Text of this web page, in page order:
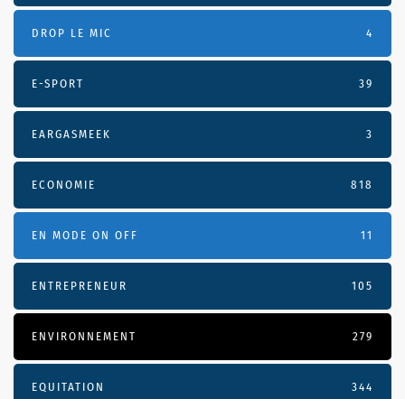
DROP LE MIC 4
E-SPORT 39
EARGASMEEK 3
ECONOMIE 818
EN MODE ON OFF 11
ENTREPRENEUR 105
ENVIRONNEMENT 279
EQUITATION 344